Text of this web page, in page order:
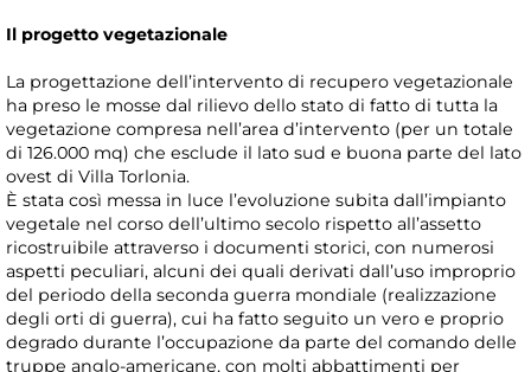
Il progetto vegetazionale
La progettazione dell’intervento di recupero vegetazionale
ha preso le mosse dal rilievo dello stato di fatto di tutta la
vegetazione compresa nell’area d’intervento (per un totale
di 126.000 mq) che esclude il lato sud e buona parte del lato
ovest di Villa Torlonia.
È stata così messa in luce l’evoluzione subita dall’impianto
vegetale nel corso dell’ultimo secolo rispetto all’assetto
ricostruibile attraverso i documenti storici, con numerosi
aspetti peculiari, alcuni dei quali derivati dall’uso improprio
del periodo della seconda guerra mondiale (realizzazione
degli orti di guerra), cui ha fatto seguito un vero e proprio
degrado durante l’occupazione da parte del comando delle
truppe anglo-americane, con molti abbattimenti per